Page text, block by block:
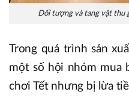
Đối tượng và tang vật thu
Trong quá trình sản
một số hội nhóm mua
chơi Tết nhưng bị lừa